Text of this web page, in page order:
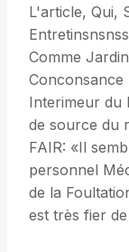
L'article, Qui,
Comme
Conconsance
Interimeur du
de source du
FAIR: «Il
personnel
de la
est très fier